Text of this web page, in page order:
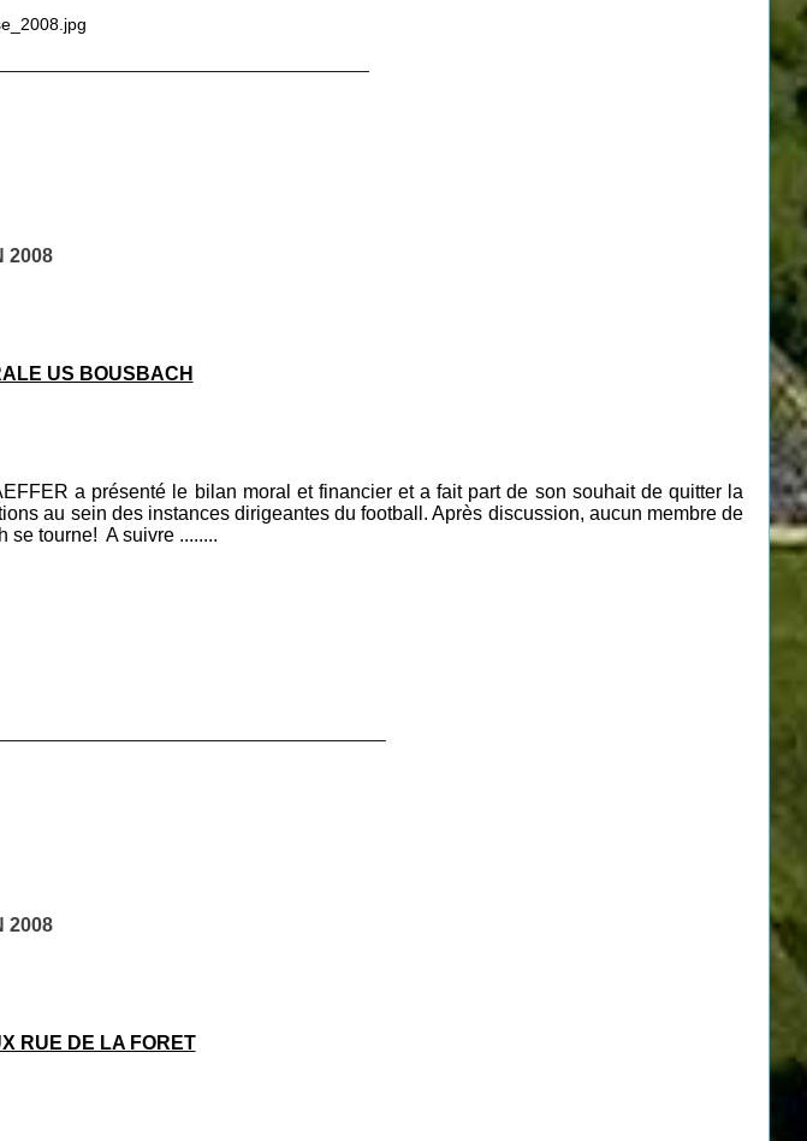
2008
US BOUSBACH
a présenté le bilan moral et financier et a fait part de son souhait de quitter la
au sein des instances dirigeantes du football. Après discussion, aucun membre de
se tourne! A suivre ........
2008
RUE DE LA FORET